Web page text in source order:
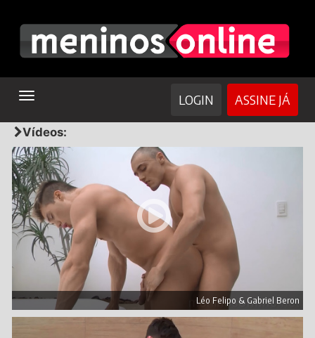
TOGGLE
ASSINE JÁ
LOGIN
Vídeos:
Léo Felipo & Gabriel Beron